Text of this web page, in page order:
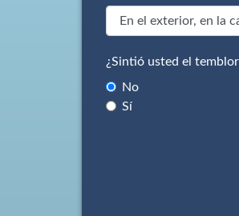
¿Sintió usted el
No
Sí